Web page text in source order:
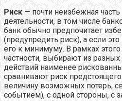
Риск — почти неизбежная
деятельности, в том числе
банк обычно предпочитает
(предупредить риск), а если
его к минимуму. В рамках
частности, выбирают из
действий наименее
сравнивают риск
величину возможных потерь,
событием), с одной стороны, с